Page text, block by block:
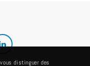
distinguer des